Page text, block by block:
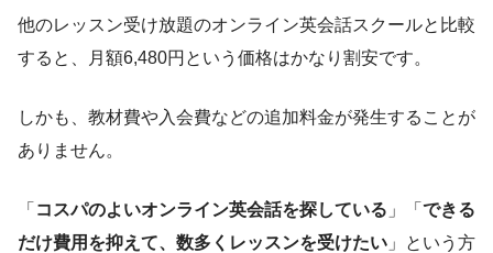
他のレッスン受け放題のオンライン英会話スクールと比較
すると、月額6,480円という価格はかなり割安です。
しかも、教材費や入会費などの追加料金が発生することが
ありません。
「 コスパのよいオンライン英会話を探している 」「 できる
だけ費用を抑えて、数多くレッスンを受けたい 」という方